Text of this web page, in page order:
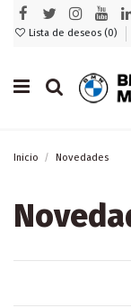
Lista de deseos (0)
Inicio Novedades